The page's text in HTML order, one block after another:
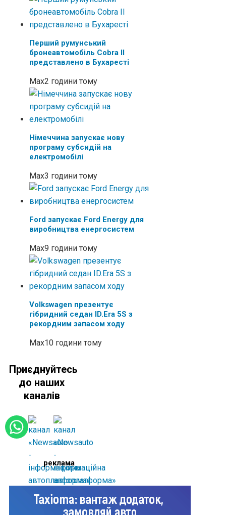
Перший румунський
бронеавтомобіль Cobra II
представлено в Бухаресті
Max2 години тому
Німеччина запускає нову
програму субсидій на
електромобілі
Max3 години тому
Ford запускає Ford Energy для
виробництва енергосистем
Max9 години тому
Volkswagen презентує
гібридний седан ID.Era 5S з
рекордним запасом ходу
Max10 години тому
Приєднуйтесь
до наших
каналів
реклама